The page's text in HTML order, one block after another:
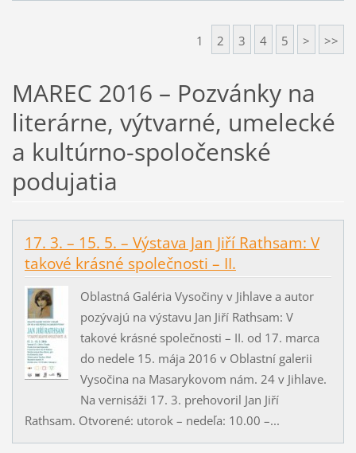
1 2 3 4 5 > >>
MAREC 2016 – Pozvánky na
literárne, výtvarné, umelecké
a kultúrno-spoločenské
podujatia
17. 3. – 15. 5. – Výstava Jan Jiří Rathsam: V
takové krásné společnosti – II.
Oblastná Galéria Vysočiny v Jihlave a autor
pozývajú na výstavu Jan Jiří Rathsam: V
takové krásné společnosti – II. od 17. marca
do nedele 15. mája 2016 v Oblastní galerii
Vysočina na Masarykovom nám. 24 v Jihlave.
Na vernisáži 17. 3. prehovoril Jan Jiří
Rathsam. Otvorené: utorok – nedeľa: 10.00 –...